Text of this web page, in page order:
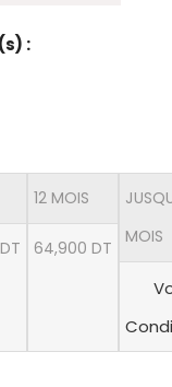
:
12 MOIS
64,900 DT
MOIS